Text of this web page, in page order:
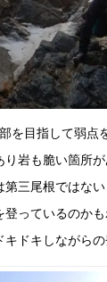
目指して弱点
り岩も脆い箇所
第三尾根ではな
登っているのか
ドキしながらの